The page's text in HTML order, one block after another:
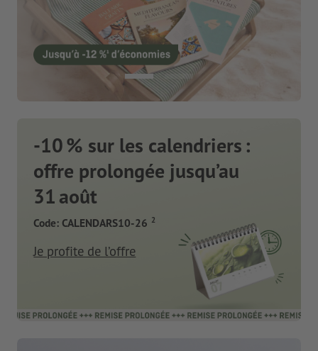
-10 % sur les calendriers :
offre prolongée jusqu’au
31 août
Code: CALENDARS10-26 2
Je profite de l’offre